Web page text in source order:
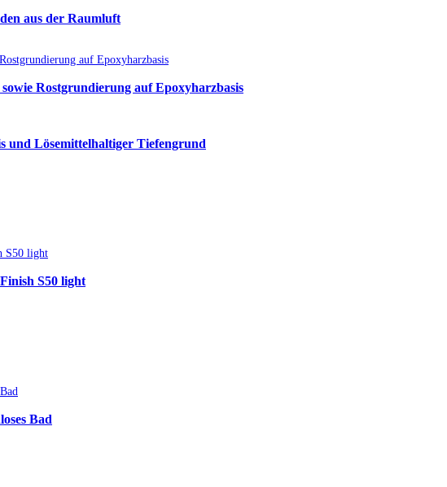
aus der Raumluft
Rostgrundierung auf Epoxyharzbasis
und Lösemittelhaltiger Tiefengrund
S50 light
Bad